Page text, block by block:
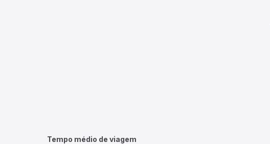
Tempo médio de viagem